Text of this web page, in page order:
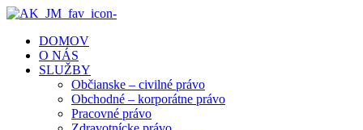
DOMOV
O NÁS
SLUŽBY
Občianske – civilné právo
Obchodné – korporátne právo
Pracovné právo